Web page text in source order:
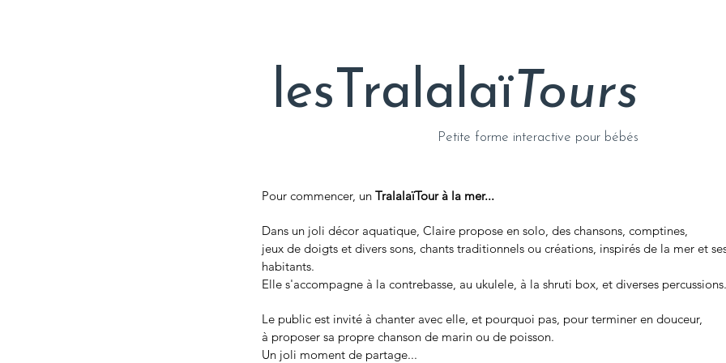
lesTralalaïTours
Petite forme interactive pour bébés
Pour commencer, un TralalaïTour à la mer...
Dans un joli décor aquatique, Claire propose en solo, des chansons, comptines,
jeux de doigts et divers sons, chants traditionnels ou créations, inspirés de la mer et
habitants.
Elle s'accompagne à la contrebasse, au ukulele, à la shruti box, et diverses
Le public est invité à chanter avec elle, et pourquoi pas, pour terminer en douceur,
à proposer sa propre chanson de marin ou de poisson.
Un joli moment de partage...